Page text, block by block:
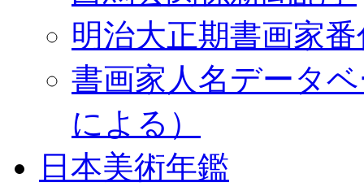
明治大正期書画家
書画家人名データ
による）
日本美術年鑑